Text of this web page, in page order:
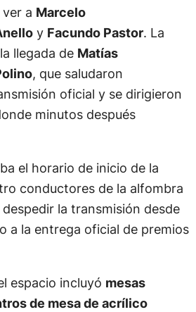
a Marcelo
y Facundo Pastor. La
llegada de Matías
, que saludaron
oficial y se dirigieron
minutos después
el horario de inicio de la
conductores de la alfombra
la transmisión desde
a la entrega oficial de premios
espacio incluyó mesas
de mesa de acrílico